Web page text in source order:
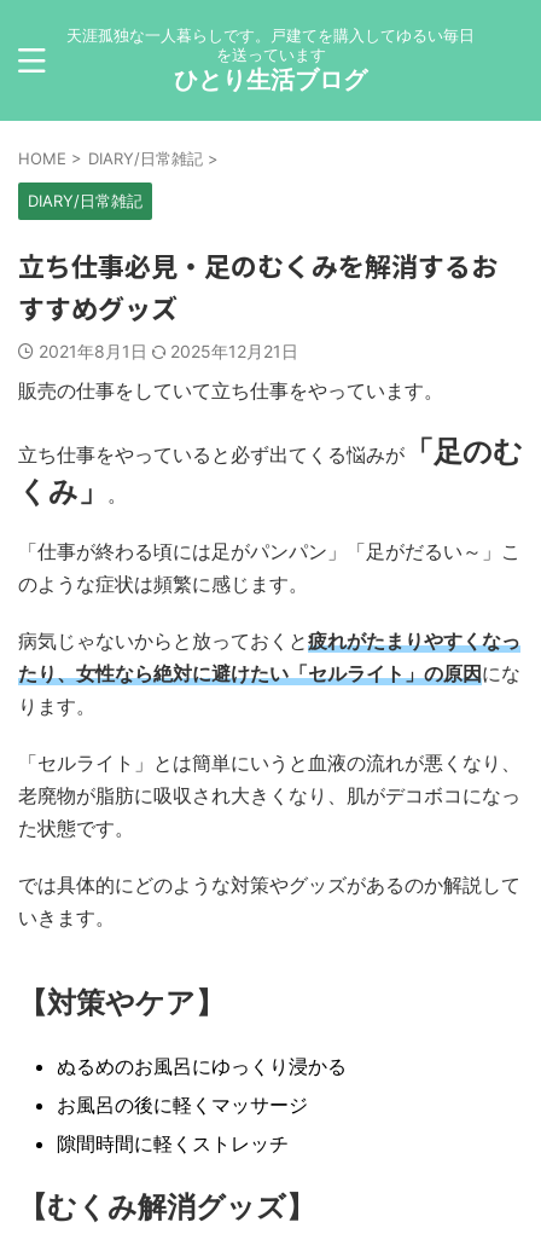
天涯孤独な一人暮らしです。戸建てを購入してゆるい毎日
を送っています
ひとり生活ブログ
HOME > DIARY/日常雑記 >
DIARY/日常雑記
立ち仕事必見・足のむくみを解消するお
すすめグッズ
2021年8月1日 2025年12月21日
販売の仕事をしていて立ち仕事をやっています。
立ち仕事をやっていると必ず出てくる悩みが
「足のむ
くみ」
。
「仕事が終わる頃には足がパンパン」「足がだるい～」こ
のような症状は頻繁に感じます。
病気じゃないからと放っておくと疲れがたまりやすくなっ
たり、女性なら絶対に避けたい「セルライト」の原因にな
ります。
「セルライト」とは簡単にいうと血液の流れが悪くなり、
老廃物が脂肪に吸収され大きくなり、肌がデコボコになっ
た状態です。
では具体的にどのような対策やグッズがあるのか解説して
いきます。
【対策やケア】
ぬるめのお風呂にゆっくり浸かる
お風呂の後に軽くマッサージ
隙間時間に軽くストレッチ
【むくみ解消グッズ】